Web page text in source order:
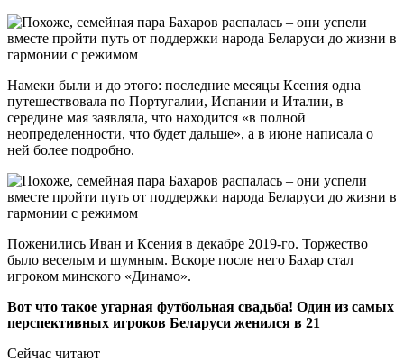
Намеки были и до этого: последние месяцы Ксения одна
путешествовала по Португалии, Испании и Италии, в
середине мая заявляла, что находится «в полной
неопределенности, что будет дальше», а в июне написала о
ней более подробно.
Поженились Иван и Ксения в декабре 2019-го. Торжество
было веселым и шумным. Вскоре после него Бахар стал
игроком минского «Динамо».
Вот что такое угарная футбольная свадьба! Один из самых
перспективных игроков Беларуси женился в 21
Сейчас читают